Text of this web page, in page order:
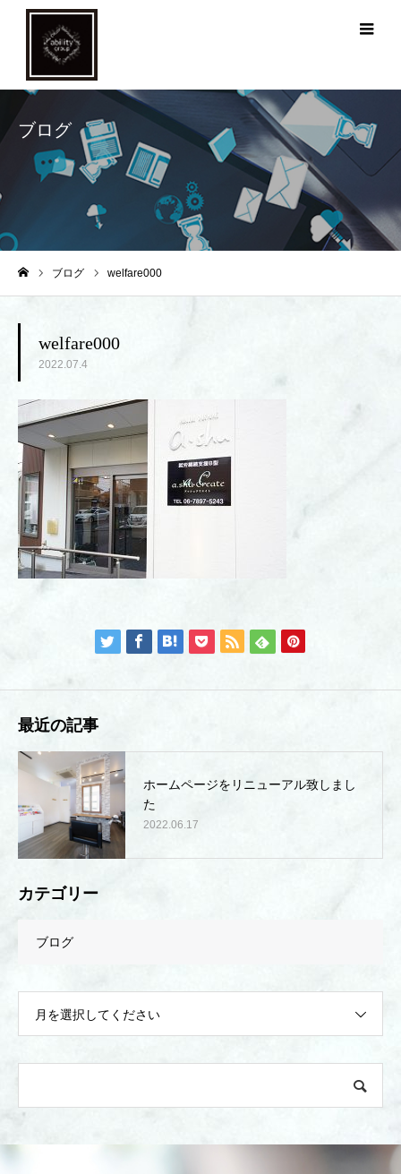
ブログ
ブログ welfare000
welfare000
2022.07.4
最近の記事
ホームページをリニューアル致しまし
た
2022.06.17
カテゴリー
ブログ
月を選択してください